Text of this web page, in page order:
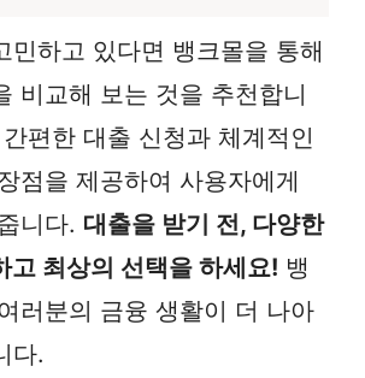
민하고 있다면 뱅크몰을 통해
비교해 보는 것을 추천합니
편한 대출 신청과 체계적인
점을 제공하여 사용자에게
니다. 대출을 받기 전, 다양한
고 최상의 선택을 하세요! 뱅
러분의 금융 생활이 더 나아
다.